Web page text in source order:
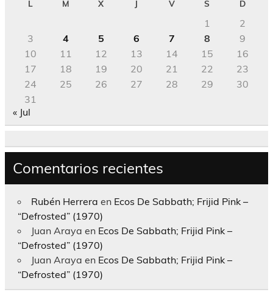
L M X J V S D
1
2
3
4 5 6 7 8
9
10
11 12 13 14 15
16
17
18 19 20 21 22
23
24
25 26 27 28 29
30
31
« Jul
Comentarios recientes
Rubén Herrera en Ecos De Sabbath; Frijid Pink –
“Defrosted” (1970)
Juan Araya en Ecos De Sabbath; Frijid Pink –
“Defrosted” (1970)
Juan Araya en Ecos De Sabbath; Frijid Pink –
“Defrosted” (1970)